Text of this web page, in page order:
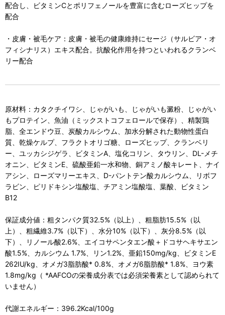
配合し、ビタミンCとポリフェノールを豊富に含むローズヒップを
配合
・皮膚・被毛ケア：皮膚・被毛の健康維持にセージ（サルビア・オ
フィシナリス）エキス配合。抗酸化作用を持つといわれるクランベ
リー配合
原材料：カタクチイワシ、じゃがいも、じゃがいも澱粉、じゃがい
もプロテイン、魚油（ミックストコフェロールで保存）、精製鶏
脂、全エンドウ豆、炭酸カルシウム、加水分解された動物性蛋白
質、乾燥ケルプ、フラクトオリゴ糖、ローズヒップ、クランベリ
ー、ユッカシジゲラ、ビタミンA、塩化コリン、タウリン、DL-メチ
オニン、ビタミンE、硫酸亜鉛一水和物、銅アミノ酸キレート、ナイ
アシン、ローズマリーエキス、D-パントテン酸カルシウム、リボフ
ラビン、ピリドキシン塩酸塩、チアミン塩酸塩、葉酸、ビタミン
B12
保証成分値：粗タンパク質32.5%（以上）、粗脂肪15.5%（以
上）、粗繊維3.7%（以下）、水分10%（以下）、灰分8.5%（以
下）、リノール酸2.6%、エイコサペンタエン酸＋ドコサヘキサエン
酸1.5%、カルシウム 1.7%、リン1.2%、亜鉛150mg/kg、ビタミンE
262IU/kg、オメガ3脂肪酸* 0.8%、オメガ6脂肪酸* 1.8%、ヨウ素
1.8mg/kg（ *AAFCOの栄養成分表では必須栄養素として認められて
いません）
代謝エネルギー：396.2Kcal/100g